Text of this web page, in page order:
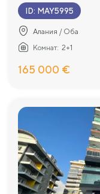
ID: MAY5995
Алания / Оба
Комнат: 2+1
165 000 €